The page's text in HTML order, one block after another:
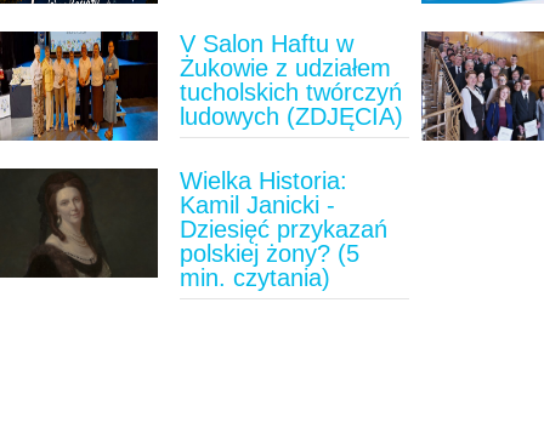
V Salon Haftu w
Żukowie z udziałem
tucholskich twórczyń
ludowych (ZDJĘCIA)
Wielka Historia:
Kamil Janicki -
Dziesięć przykazań
polskiej żony? (5
min. czytania)